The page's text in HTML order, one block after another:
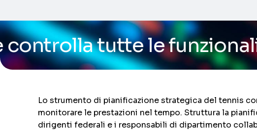
le funzionalità della
Lo strumento di pianificazione strategica del tennis
monitorare le prestazioni nel tempo. Struttura la
dirigenti federali e i responsabili di dipartimento